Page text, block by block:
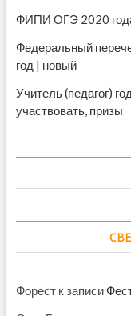
ФИПИ ОГЭ 2020
Федеральный
год | новый
Учитель (педагог)
участвовать, призы
Форестк записи